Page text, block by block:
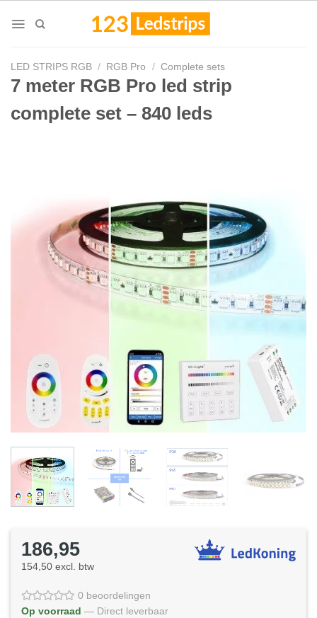
LED STRIPS RGB / RGB Pro / Complete sets
7 meter RGB Pro led strip
complete set – 840 leds
186,95
154,50 excl. btw
0 beoordelingen
Op voorraad — Direct leverbaar